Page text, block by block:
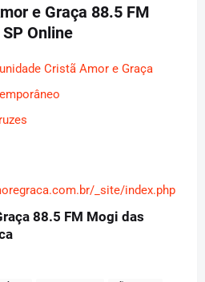
e Graça 88.5 FM
Online
Cristã Amor e Graça
_site/index.php
88.5 FM Mogi das